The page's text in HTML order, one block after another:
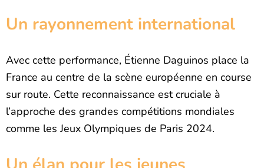
Un rayonnement international
Avec cette performance, Étienne Daguinos place la
France au centre de la scène européenne en course
sur route. Cette reconnaissance est cruciale à
l’approche des grandes compétitions mondiales
comme les Jeux Olympiques de Paris 2024.